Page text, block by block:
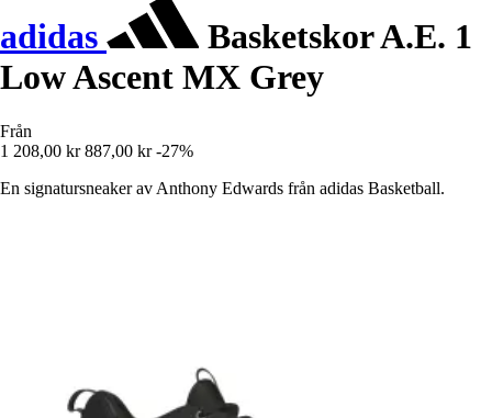
adidas
Basketskor A.E. 1
Low Ascent MX Grey
Från
1 208,00 kr 887,00 kr -27%
En signatursneaker av Anthony Edwards från adidas Basketball.